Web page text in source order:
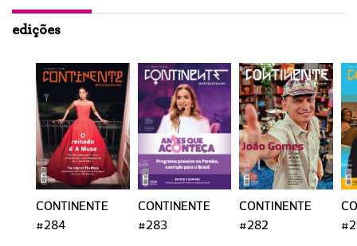
edições
CONTINENTE
#284
CONTINENTE
#283
CONTINENTE
#282